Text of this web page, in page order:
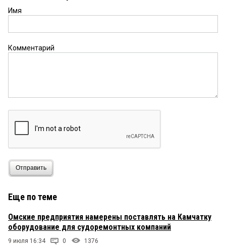
Имя
Комментарий
Отправить
Еще по теме
Омские предприятия намерены поставлять на Камчатку
оборудование для судоремонтных компаний
9 июля 16:34 0 1376